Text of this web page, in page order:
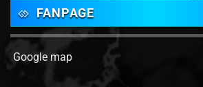
FANPAGE
Google map